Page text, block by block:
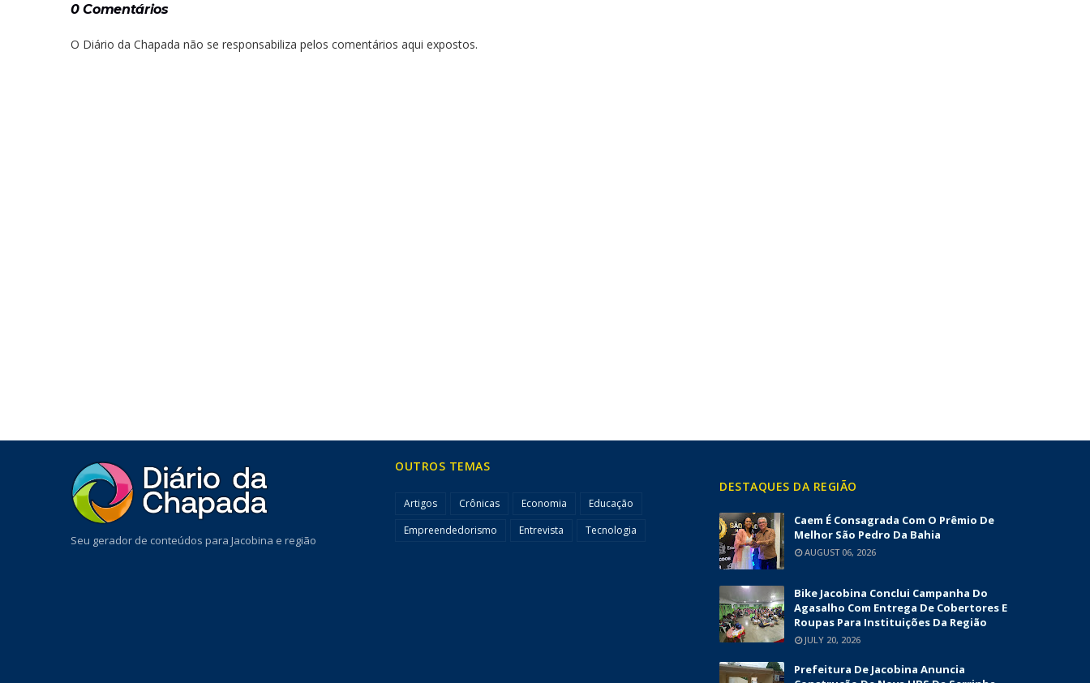
0 Comentários
O Diário da Chapada não se responsabiliza pelos comentários aqui expostos.
Seu gerador de conteúdos para Jacobina e região
OUTROS TEMAS
Artigos Crônicas Economia
Educação
Empreendedorismo
Entrevista Tecnologia
DESTAQUES DA REGIÃO
Caem É Consagrada Com O Prêmio De
Melhor São Pedro Da Bahia
AUGUST 06, 2026
Bike Jacobina Conclui Campanha Do
Agasalho Com Entrega De Cobertores E
Roupas Para Instituições Da Região
JULY 20, 2026
Prefeitura De Jacobina Anuncia